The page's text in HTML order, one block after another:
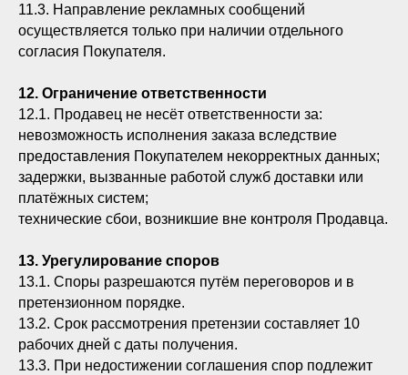
11.3. Направление рекламных сообщений
осуществляется только при наличии отдельного
согласия Покупателя.
12. Ограничение ответственности
12.1. Продавец не несёт ответственности за:
невозможность исполнения заказа вследствие
предоставления Покупателем некорректных данных;
задержки, вызванные работой служб доставки или
платёжных систем;
технические сбои, возникшие вне контроля Продавца.
13. Урегулирование споров
13.1. Споры разрешаются путём переговоров и в
претензионном порядке.
13.2. Срок рассмотрения претензии составляет 10
рабочих дней с даты получения.
13.3. При недостижении соглашения спор подлежит